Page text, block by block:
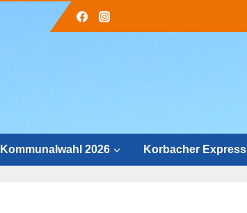
Kommunalwahl 2026 Korbacher Express